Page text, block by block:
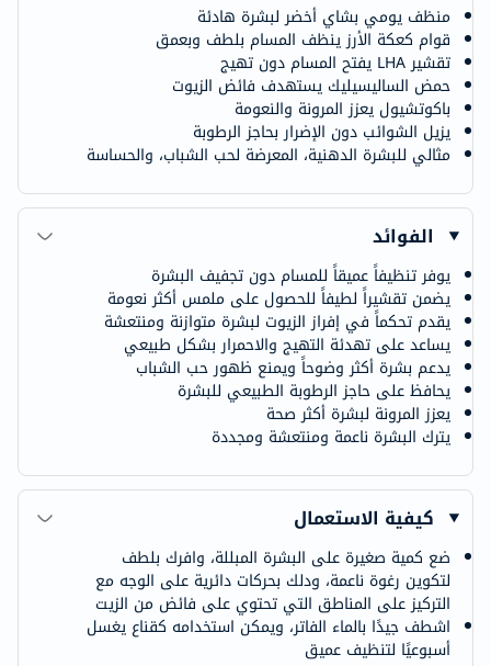
منظف يومي بشاي أخضر لبشرة هادئة
قوام كعكة الأرز ينظف المسام بلطف وبعمق
تقشير LHA يفتح المسام دون تهيج
حمض الساليسيليك يستهدف فائض الزيوت
باكوتشيول يعزز المرونة والنعومة
يزيل الشوائب دون الإضرار بحاجز الرطوبة
مثالي للبشرة الدهنية، المعرضة لحب الشباب، والحساسة
الفوائد
يوفر تنظيفاً عميقاً للمسام دون تجفيف البشرة
يضمن تقشيراً لطيفاً للحصول على ملمس أكثر نعومة
يقدم تحكماً في إفراز الزيوت لبشرة متوازنة ومنتعشة
يساعد على تهدئة التهيج والاحمرار بشكل طبيعي
يدعم بشرة أكثر وضوحاً ويمنع ظهور حب الشباب
يحافظ على حاجز الرطوبة الطبيعي للبشرة
يعزز المرونة لبشرة أكثر صحة
يترك البشرة ناعمة ومنتعشة ومجددة
كيفية الاستعمال
ضع كمية صغيرة على البشرة المبللة، وافرك بلطف
لتكوين رغوة ناعمة، ودلك بحركات دائرية على الوجه مع
التركيز على المناطق التي تحتوي على فائض من الزيت
اشطف جيدًا بالماء الفاتر، ويمكن استخدامه كقناع يغسل
أسبوعيًا لتنظيف عميق